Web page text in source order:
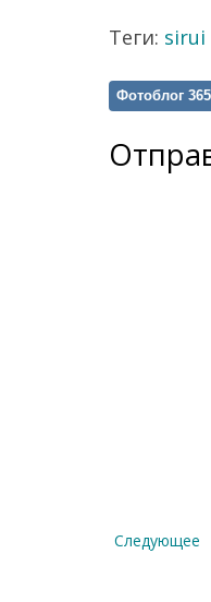
Теги: sirui
Фотоблог
Следующее